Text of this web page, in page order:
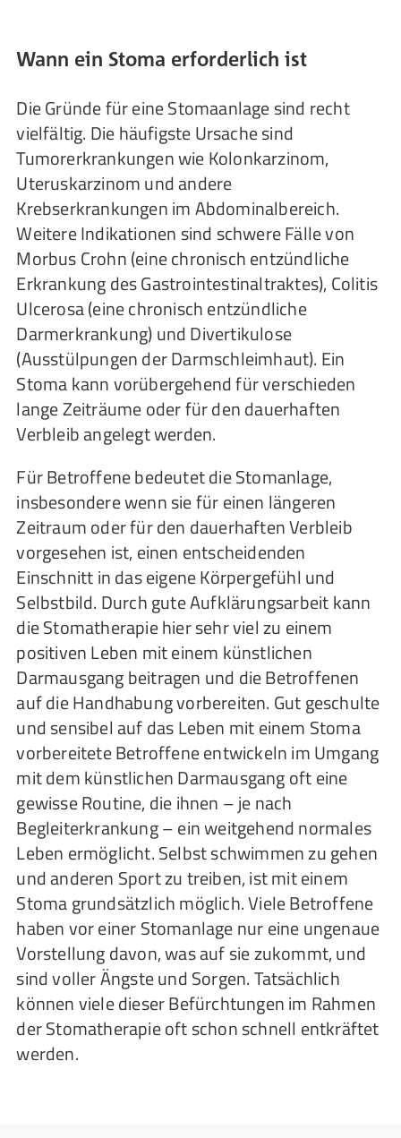
Wann ein Stoma erforderlich ist
Die Gründe für eine Stomaanlage sind recht
vielfältig. Die häufigste Ursache sind
Tumorerkrankungen wie Kolonkarzinom,
Uteruskarzinom und andere
Krebserkrankungen im Abdominalbereich.
Weitere Indikationen sind schwere Fälle von
Morbus Crohn (eine chronisch entzündliche
Erkrankung des Gastrointestinaltraktes), Colitis
Ulcerosa (eine chronisch entzündliche
Darmerkrankung) und Divertikulose
(Ausstülpungen der Darmschleimhaut). Ein
Stoma kann vorübergehend für verschieden
lange Zeiträume oder für den dauerhaften
Verbleib angelegt werden.
Für Betroffene bedeutet die Stomanlage,
insbesondere wenn sie für einen längeren
Zeitraum oder für den dauerhaften Verbleib
vorgesehen ist, einen entscheidenden
Einschnitt in das eigene Körpergefühl und
Selbstbild. Durch gute Aufklärungsarbeit kann
die Stomatherapie hier sehr viel zu einem
positiven Leben mit einem künstlichen
Darmausgang beitragen und die Betroffenen
auf die Handhabung vorbereiten. Gut geschulte
und sensibel auf das Leben mit einem Stoma
vorbereitete Betroffene entwickeln im Umgang
mit dem künstlichen Darmausgang oft eine
gewisse Routine, die ihnen – je nach
Begleiterkrankung – ein weitgehend normales
Leben ermöglicht. Selbst schwimmen zu gehen
und anderen Sport zu treiben, ist mit einem
Stoma grundsätzlich möglich. Viele Betroffene
haben vor einer Stomanlage nur eine ungenaue
Vorstellung davon, was auf sie zukommt, und
sind voller Ängste und Sorgen. Tatsächlich
können viele dieser Befürchtungen im Rahmen
der Stomatherapie oft schon schnell entkräftet
werden.